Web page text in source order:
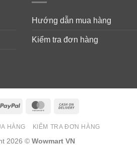
+Pain
Hướng dẫn mua hàng
Kiểm tra đơn hàng
PayPal MasterCard
Delivery
HÀNG KIỂM TRA ĐƠN HÀNG
2026 © Wowmart VN